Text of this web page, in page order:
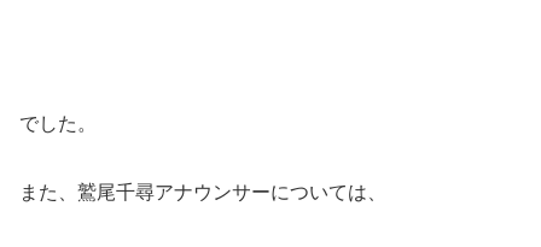
でした。
また、鷲尾千尋アナウンサーについては、